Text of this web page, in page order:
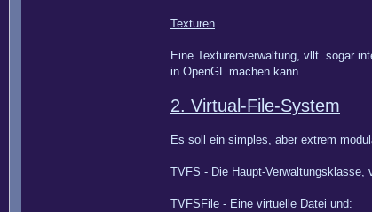
Texturen
Eine Texturenverwaltung, vllt. sogar
in OpenGL machen kann.
2. Virtual-File-System
Es soll ein simples, aber extrem
TVFS - Die Haupt-Verwaltungsklasse,
TVFSFile - Eine virtuelle Datei und: